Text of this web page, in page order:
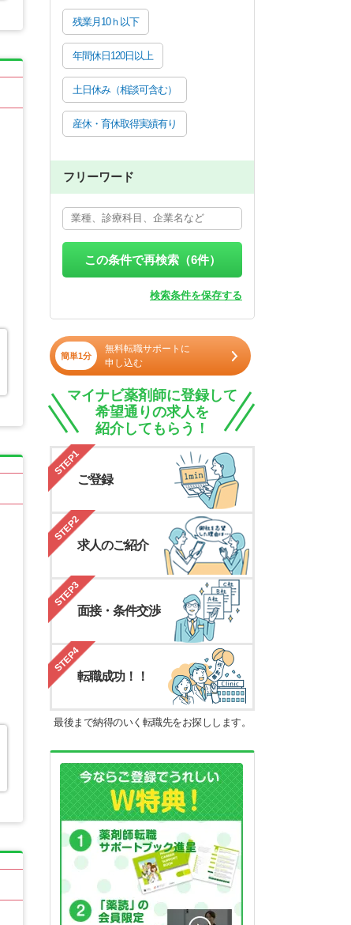
残業月10ｈ以下
年間休日120日以上
土日休み（相談可含む）
産休・育休取得実績有り
フリーワード
この条件で再検索（6件）
検索条件を保存する
簡単1分
無料転職サポートに
申し込む
マイナビ薬剤師に登録して
希望通りの求人を
紹介してもらう！
STEP1
ご登録
STEP2
求人のご紹介
STEP3
面接・条件交渉
STEP4
転職成功！！
最後まで納得のいく転職先をお探しします。